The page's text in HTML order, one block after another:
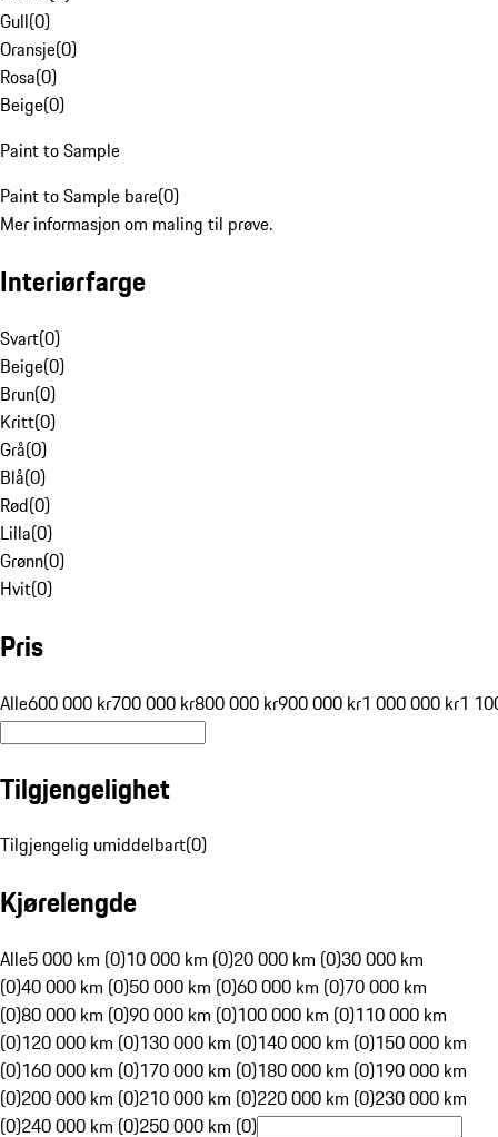
Gull(0)
Oransje(0)
Rosa(0)
Beige(0)
Paint to Sample
Paint to Sample bare(0)
Mer informasjon om maling til prøve.
Interiørfarge
Svart(0)
Beige(0)
Brun(0)
Kritt(0)
Grå(0)
Blå(0)
Rød(0)
Lilla(0)
Grønn(0)
Hvit(0)
Pris
Alle600 000 kr700 000 kr800 000 kr900 000 kr1 000 000 kr1
Tilgjengelighet
Tilgjengelig umiddelbart(0)
Kjørelengde
Alle5 000 km (0)10 000 km (0)20 000 km (0)30 000 km
(0)40 000 km (0)50 000 km (0)60 000 km (0)70 000 km
(0)80 000 km (0)90 000 km (0)100 000 km (0)110 000 km
(0)120 000 km (0)130 000 km (0)140 000 km (0)150 000 km
(0)160 000 km (0)170 000 km (0)180 000 km (0)190 000 km
(0)200 000 km (0)210 000 km (0)220 000 km (0)230 000 km
(0)240 000 km (0)250 000 km (0)